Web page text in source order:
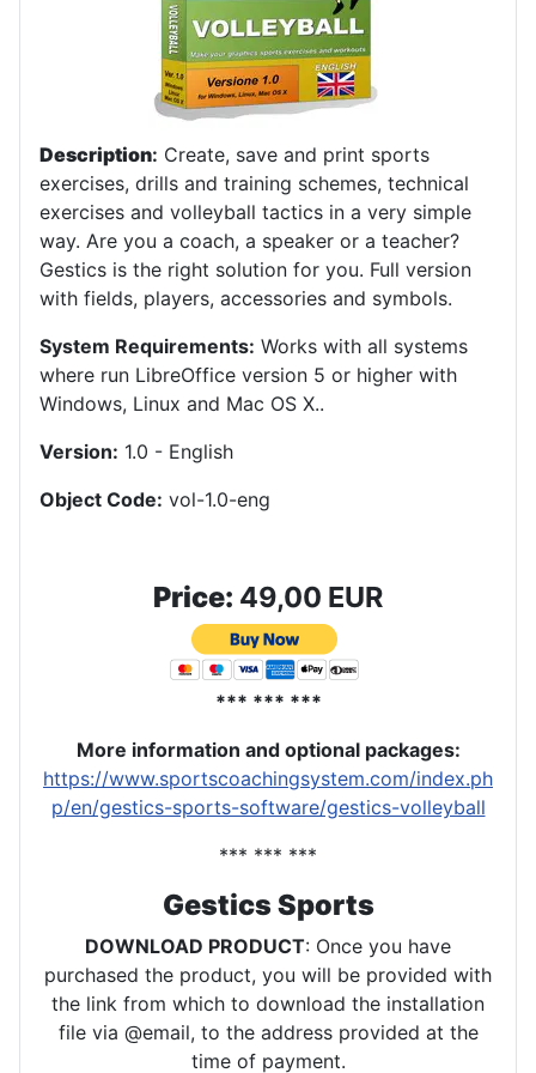
Description: Create, save and print sports
exercises, drills and training schemes, technical
exercises and volleyball tactics in a very simple
way. Are you a coach, a speaker or a teacher?
Gestics is the right solution for you. Full version
with fields, players, accessories and symbols.
System Requirements: Works with all systems
where run LibreOffice version 5 or higher with
Windows, Linux and Mac OS X..
Version: 1.0 - English
Object Code: vol-1.0-eng
Price: 49,00 EUR
*** *** ***
More information and optional packages:
https://www.sportscoachingsystem.com/index.ph
p/en/gestics-sports-software/gestics-volleyball
*** *** ***
Gestics Sports
DOWNLOAD PRODUCT: Once you have
purchased the product, you will be provided with
the link from which to download the installation
file via @email, to the address provided at the
time of payment.